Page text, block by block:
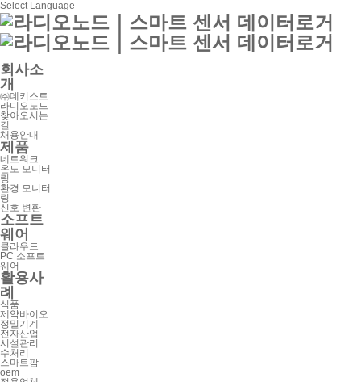
Select Language
회사소
개
㈜데키스트
라디오노드
찾아오시는
길
채용안내
제품
네트워크
온도 모니터
링
환경 모니터
링
신호 변환
소프트
웨어
클라우드
PC 소프트
웨어
활용사
례
식품
제약바이오
정밀기계
전자산업
시설관리
수처리
스마트팜
oem